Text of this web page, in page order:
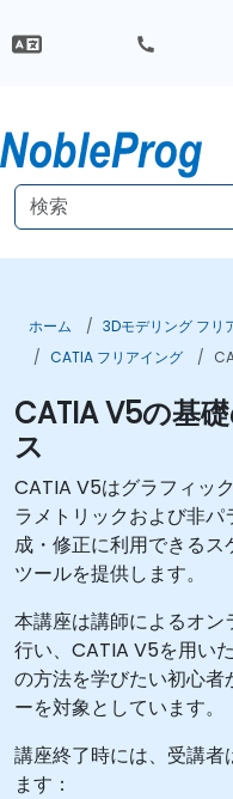
ホーム 3Dモデリング フリ
CATIA フリアイング
CATIA V5の基
ス
CATIA V5はグラフィッ
ラメトリックおよび非
成・修正に利用できるス
ツールを提供します。
本講座は講師によるオ
行い、CATIA V5を用い
の方法を学びたい初心
ーを対象としています。
講座終了時には、受講者
ます：